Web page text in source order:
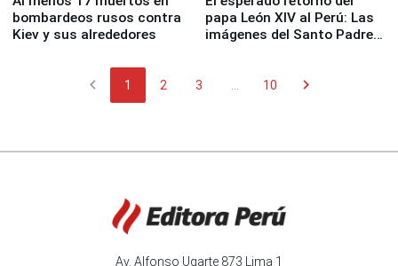
bombardeos rusos contra
Kiev y sus alrededores
papa León XIV al Perú: Las
imágenes del Santo Padre
chevron_left 1 2 3 10 chevron_right
Av. Alfonso Ugarte 873 Lima 1